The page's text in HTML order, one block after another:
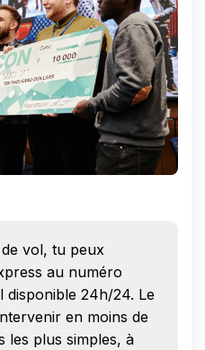
vol, tu peux
au numéro
disponible 24h/24. Le
en moins de
les plus simples, à